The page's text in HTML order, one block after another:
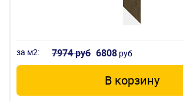
за м2: 7974 руб 6808 руб
В корзину